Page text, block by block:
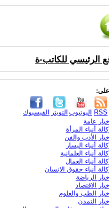
الرئيسي للكاتب-ة
على:
الفيسبوك التويتر اليوتيوب RSS
عامة
أنباء المرأة
الأدب والفن
أنباء اليسار
أنباء العلمانية
أنباء العمال
أنباء حقوق الإنسان
الرياضة
الاقتصاد
الطب والعلوم
التمدن